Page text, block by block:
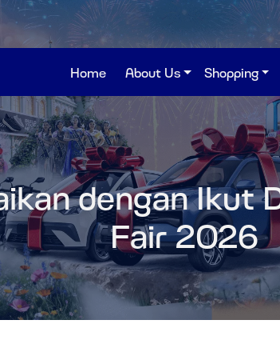
Home About Us Shopping
dengan Ikut
Fair 2026